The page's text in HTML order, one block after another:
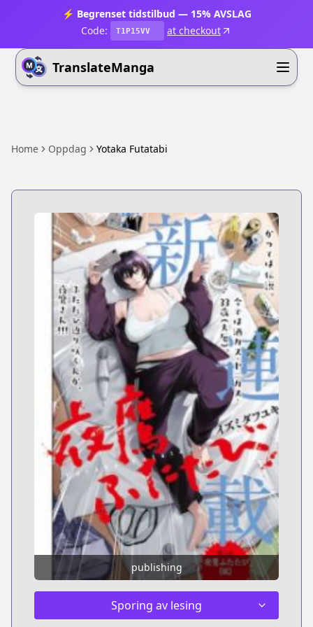
⚡ Begrenset tidstilbud — 15% AVSLAG
Code:
T1P15VV at checkout
TranslateManga
Home Oppdag Yotaka Futatabi
publishing
Sporing av lesing